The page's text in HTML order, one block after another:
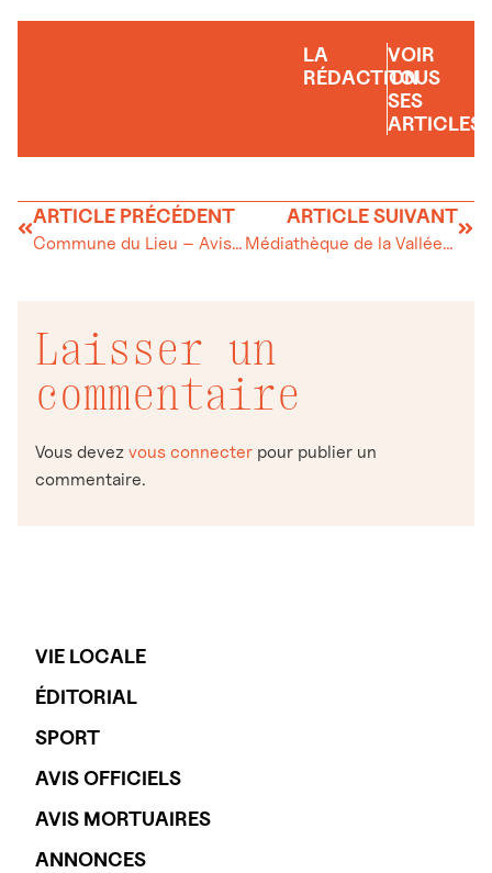
VIE LOCALE
ÉDITORIAL
SPORT
AVIS OFFICIELS
AVIS MORTUAIRES
ANNONCES
LA
RÉDACTION
VOIR
TOUS
SES
ARTICLES
ARTICLE PRÉCÉDENT
Commune du Lieu – Avis d’enquête
ARTICLE SUIVANT
Médiathèque de la Vallée de Joux Biblio’lac : des moments lecture au Rocheray
Laisser un
commentaire
Vous devez vous connecter pour publier un
commentaire.